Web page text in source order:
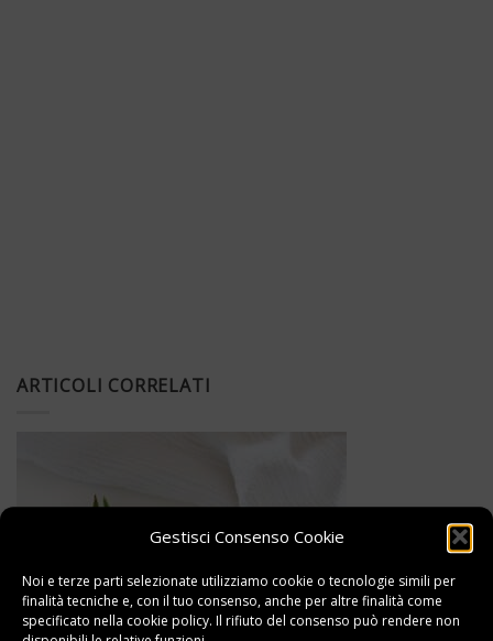
Gestisci Consenso Cookie
Noi e terze parti selezionate utilizziamo cookie o tecnologie simili per
finalità tecniche e, con il tuo consenso, anche per altre finalità come
specificato nella cookie policy. Il rifiuto del consenso può rendere non
ARTICOLI CORRELATI